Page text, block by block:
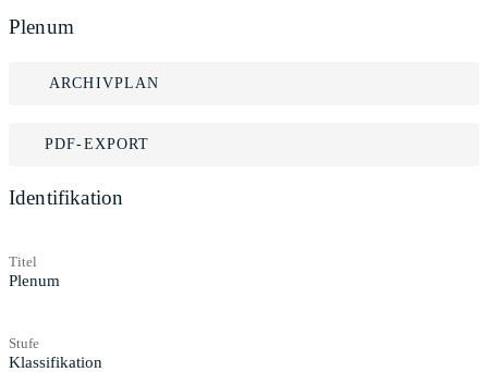
Plenum
ARCHIVPLAN
PDF-EXPORT
Identifikation
Titel
Plenum
Stufe
Klassifikation